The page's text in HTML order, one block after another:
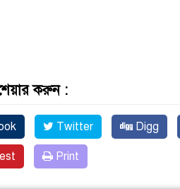
করুন :
Twitter Digg
Print